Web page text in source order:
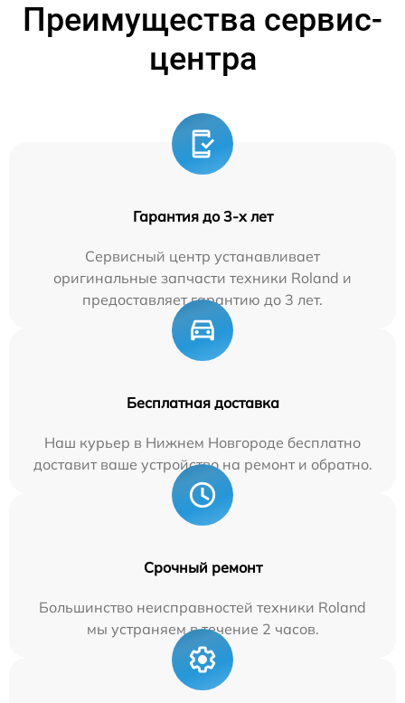
Преимущества сервис-
центра
Гарантия до 3-х лет
Сервисный центр устанавливает
оригинальные запчасти техники Roland и
предоставляет гарантию до 3 лет.
Бесплатная доставка
Наш курьер в Нижнем Новгороде бесплатно
доставит ваше устройство на ремонт и обратно.
Срочный ремонт
Большинство неисправностей техники Roland
мы устраняем в течение 2 часов.